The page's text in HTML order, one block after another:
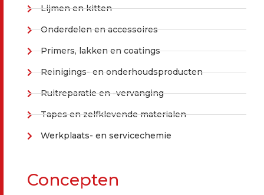
Lijmen en kitten
Onderdelen en accessoires
Primers, lakken en coatings
Reinigings- en onderhoudsproducten
Ruitreparatie en -vervanging
Tapes en zelfklevende materialen
Werkplaats- en servicechemie
Concepten